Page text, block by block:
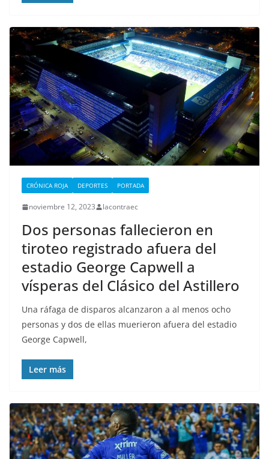
CRÓNICA ROJA DEPORTES PORTADA
noviembre 12, 2023 lacontraec
Dos personas fallecieron en
tiroteo registrado afuera del
estadio George Capwell a
vísperas del Clásico del Astillero
Una ráfaga de disparos alcanzaron a al menos ocho
personas y dos de ellas muerieron afuera del estadio
George Capwell,
Leer más